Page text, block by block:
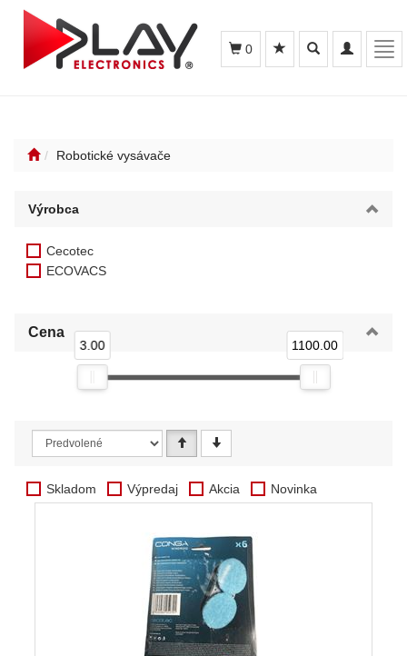
Toggle
navigation
Toggle
search
0
Robotické vysávače
Výrobca
Cecotec
ECOVACS
Cena
3.00 1100.00
Skladom Výpredaj Akcia Novinka